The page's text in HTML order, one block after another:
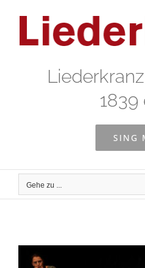
springen
1839
SING
Gehe zu ...